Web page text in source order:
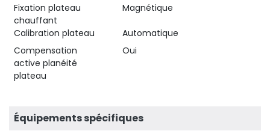
Fixation plateau
chauffant
Magnétique
Calibration plateau
Automatique
Compensation
active planéité
plateau
Oui
Équipements spécifiques